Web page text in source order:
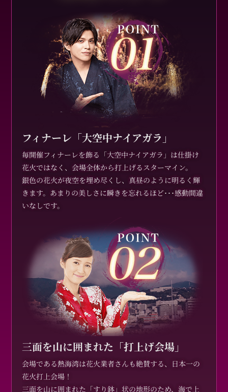
フィナーレ「大空中ナイアガラ」
毎開催フィナーレを飾る「大空中ナイアガラ」は仕掛け
花火ではなく、会場全体から打上げるスターマイン。
銀色の花火が夜空を埋め尽くし、真昼のように明るく輝
きます。あまりの美しさに瞬きを忘れるほど･･･感動間違
いなしです。
三面を山に囲まれた「打上げ会場」
会場である熱海湾は花火業者さんも絶賛する、日本一の
花火打上会場！
三面を山に囲まれた「すり鉢」状の地形のため、海で上